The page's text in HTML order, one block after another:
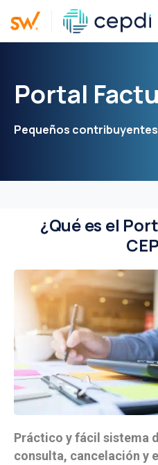
Portal
Pequeños contribuyentes
¿Qué es el
Práctico y fácil sistema
consulta, cancelación y